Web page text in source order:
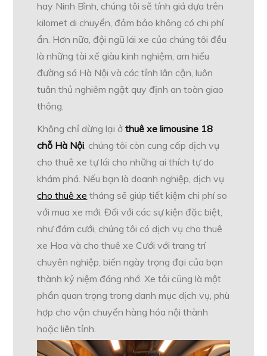
hay Ninh Bình, chúng tôi sẽ tính giá dựa trên
kilomet di chuyển, đảm bảo không có chi phí
ẩn. Hơn nữa, đội ngũ lái xe của chúng tôi đều
là những tài xế giàu kinh nghiệm, am hiểu
đường sá Hà Nội và các tỉnh lân cận, luôn
tuân thủ nghiêm ngặt quy định an toàn giao
thông.
Không chỉ dừng lại ởthuê xe limousine 18
chỗ Hà Nội, chúng tôi còn cung cấp dịch vụ
cho thuê xe tự lái cho những ai thích tự do
khám phá. Nếu bạn là doanh nghiệp, dịch vụ
cho thuê xe tháng sẽ giúp tiết kiệm chi phí so
với mua xe mới. Đối với các sự kiện đặc biệt,
như đám cưới, chúng tôi có dịch vụ cho thuê
xe Hoa và cho thuê xe Cưới với trang trí
chuyên nghiệp, biến ngày trọng đại của bạn
thành kỷ niệm đáng nhớ. Xe tải cũng là một
phần quan trọng trong danh mục dịch vụ, phù
hợp cho vận chuyển hàng hóa nội thành
hoặc liên tỉnh.